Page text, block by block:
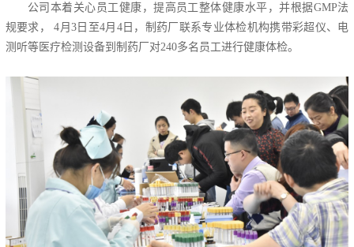
公司本着关心员工健康，提高员工整体健康水平，并根据GMP法
规要求， 4月3日至4月4日，制药厂联系专业体检机构携带彩超仪、电
测听等医疗检测设备到制药厂对240多名员工进行健康体检。